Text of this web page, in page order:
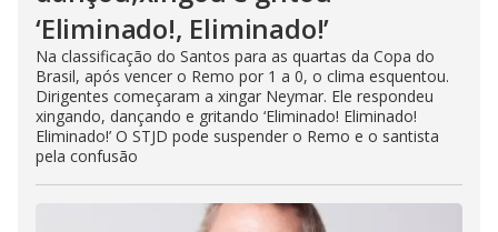
‘Eliminado!, Eliminado!’
Na classificação do Santos para as quartas da Copa do
Brasil, após vencer o Remo por 1 a 0, o clima esquentou.
Dirigentes começaram a xingar Neymar. Ele respondeu
xingando, dançando e gritando ‘Eliminado! Eliminado!
Eliminado!’ O STJD pode suspender o Remo e o santista
pela confusão